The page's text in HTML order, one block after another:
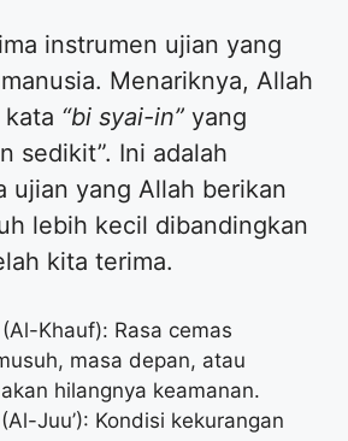
instrumen ujian yang
Menariknya, Allah
“bi syai-in” yang
sedikit”. Ini adalah
ujian yang Allah berikan
lebih kecil dibandingkan
kita terima.
Khauf): Rasa cemas
masa depan, atau
hilangnya keamanan.
Juu’): Kondisi kekurangan